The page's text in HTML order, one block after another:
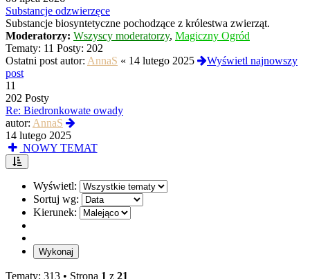
post
Substancje odzwierzęce
Substancje biosyntetyczne pochodzące z królestwa zwierząt.
Moderatorzy: Wszyscy moderatorzy, Magiczny Ogród
Tematy: 11 Posty: 202
Ostatni post autor: AnnaS « 14 lutego 2025
Wyświetl najnowszy
post
11
202 Posty
Re: Biedronkowate owady
autor: AnnaS
post
14 lutego 2025
NOWY TEMAT
Wyświetl:
Sortuj wg:
Kierunek:
Tematy: 313 • Strona 1 z 21